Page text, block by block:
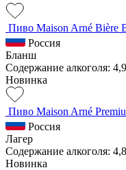
Пиво Maison Arné Bière
Россия
Бланш
Содержание алкоголя:
Новинка
Пиво Maison Arné
Россия
Лагер
Содержание алкоголя:
Новинка